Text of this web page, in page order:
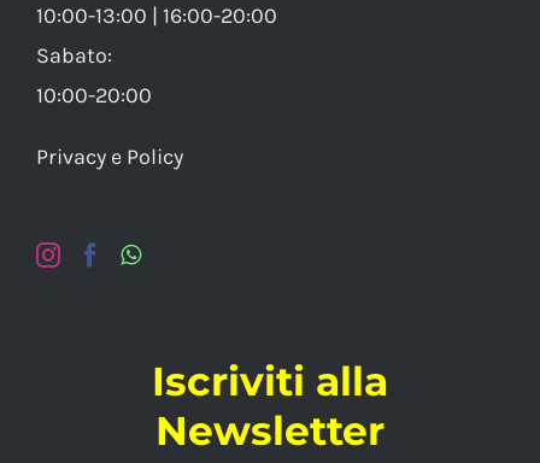
10:00-13:00 | 16:00-20:00
Sabato:
10:00-20:00
Privacy e Policy
Iscriviti alla
Newsletter